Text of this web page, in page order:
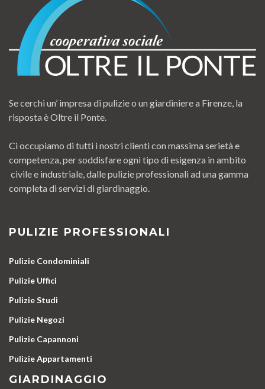
Se cerchi un’ impresa di pulizie o un giardiniere a Firenze, la
risposta è Oltre il Ponte.
Ci occupiamo di tutti i nostri clienti con massima serietà e
competenza, per soddisfare ogni tipo di esigenza in ambito
civile e industriale, dalle pulizie professionali ad una gamma
completa di servizi di giardinaggio.
PULIZIE PROFESSIONALI
Pulizie Condominiali
Pulizie Uffici
Pulizie Studi
Pulizie Negozi
Pulizie Capannoni
Pulizie Appartamenti
GIARDINAGGIO